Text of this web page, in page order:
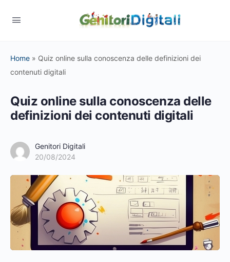
Home » Quiz online sulla conoscenza delle definizioni dei
contenuti digitali
Quiz online sulla conoscenza delle
definizioni dei contenuti digitali
Genitori Digitali
20/08/2024